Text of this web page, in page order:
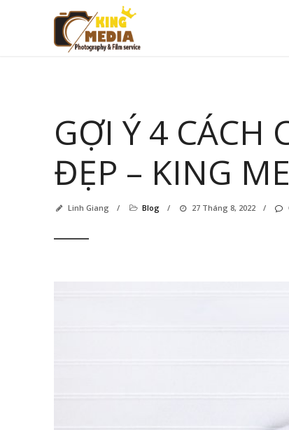
GỢI Ý 4 CÁCH
ĐẸP – KING
Linh Giang / Blog / 27 Tháng 8, 2022 /